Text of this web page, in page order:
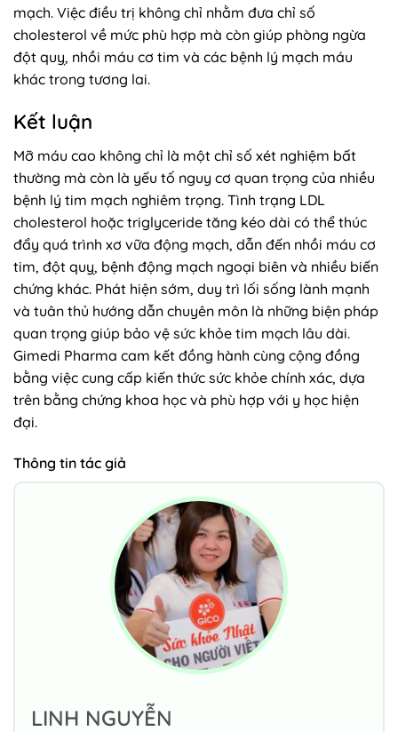
mạch. Việc điều trị không chỉ nhằm đưa chỉ số
cholesterol về mức phù hợp mà còn giúp phòng ngừa
đột quỵ, nhồi máu cơ tim và các bệnh lý mạch máu
khác trong tương lai.
Kết luận
Mỡ máu cao không chỉ là một chỉ số xét nghiệm bất
thường mà còn là yếu tố nguy cơ quan trọng của nhiều
bệnh lý tim mạch nghiêm trọng. Tình trạng LDL
cholesterol hoặc triglyceride tăng kéo dài có thể thúc
đẩy quá trình xơ vữa động mạch, dẫn đến nhồi máu cơ
tim, đột quỵ, bệnh động mạch ngoại biên và nhiều biến
chứng khác. Phát hiện sớm, duy trì lối sống lành mạnh
và tuân thủ hướng dẫn chuyên môn là những biện pháp
quan trọng giúp bảo vệ sức khỏe tim mạch lâu dài.
Gimedi Pharma cam kết đồng hành cùng cộng đồng
bằng việc cung cấp kiến thức sức khỏe chính xác, dựa
trên bằng chứng khoa học và phù hợp với y học hiện
đại.
Thông tin tác giả
LINH NGUYỄN